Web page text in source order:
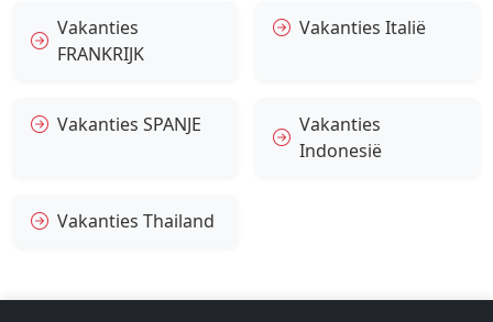
Vakanties
FRANKRIJK
Vakanties Italië
Vakanties SPANJE
Vakanties
Indonesië
Vakanties Thailand